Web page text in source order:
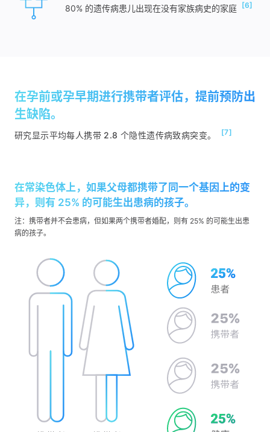
80% 的遗传病患儿出现在没有家族病史的家庭 [6]
在孕前或孕早期进行携带者评估，提前预防出
生缺陷。
研究显示平均每人携带 2.8 个隐性遗传病致病突变。 [7]
在常染色体上，如果父母都携带了同一个基因上的变
异，则有 25% 的可能生出患病的孩子。
注：携带者并不会患病，但如果两个携带者婚配，则有 25% 的可能生出患
病的孩子。